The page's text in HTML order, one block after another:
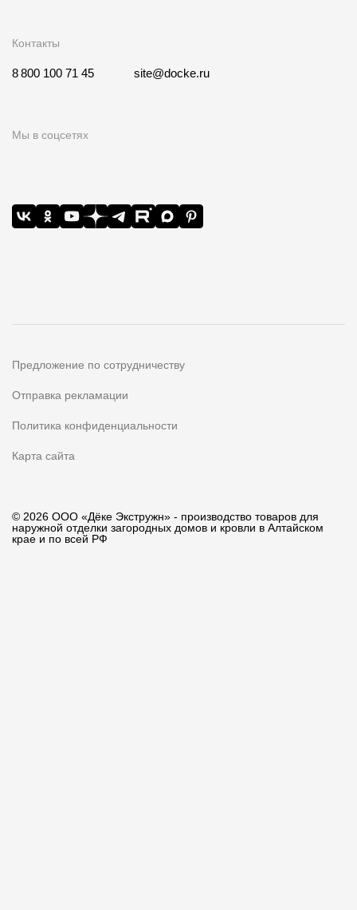
Контакты
8 800 100 71 45 site@docke.ru
Мы в соцсетях
Предложение по сотрудничеству
Отправка рекламации
Политика конфиденциальности
Карта сайта
© 2026 ООО «Дёке Экстружн» - производство товаров для
наружной отделки загородных домов и кровли в Алтайском
крае и по всей РФ